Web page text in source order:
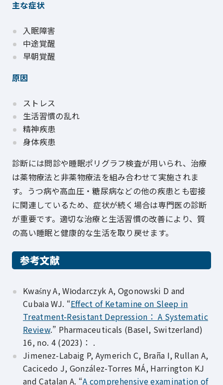
主な症状
入眠障害
中途覚醒
早朝覚醒
原因
ストレス
生活習慣の乱れ
精神疾患
身体疾患
診断には問診や睡眠ポリグラフ検査が用いられ、治療
は薬物療法と非薬物療法を組み合わせて実施されま
す。うつ病や高血圧・糖尿病などの他の疾患とも密接
に関連しているため、症状が続く場合は専門医の診断
が重要です。適切な治療と生活習慣の改善により、質
の高い睡眠と健康的な生活を取り戻せます。
参考文献
Kwaśny A, Włodarczyk A, Ogonowski D and
Cubała WJ. “Effect of Ketamine on Sleep in
Treatment-Resistant Depression： A Systematic
Review.” Pharmaceuticals (Basel, Switzerland)
16, no. 4 (2023)： .
Jimenez-Labaig P, Aymerich C, Braña I, Rullan A,
Cacicedo J, González-Torres MÁ, Harrington KJ
and Catalan A. “A comprehensive examination of